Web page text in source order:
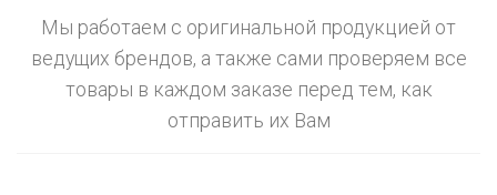
Мы работаем с оригинальной продукцией от
ведущих брендов, а также сами проверяем все
товары в каждом заказе перед тем, как
отправить их Вам